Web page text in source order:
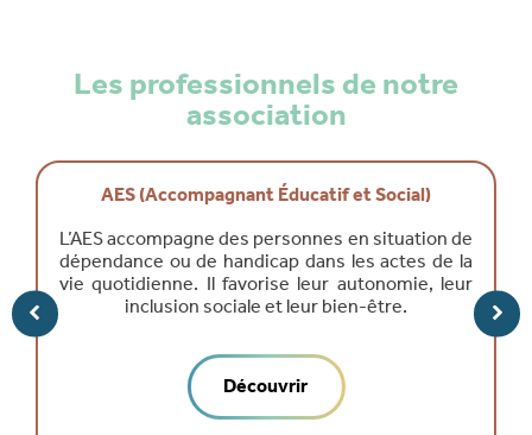
Les professionnels de notre
association
AES (Accompagnant Éducatif et Social)
L’AES accompagne des personnes en situation de
dépendance ou de handicap dans les actes de la
vie quotidienne. Il favorise leur autonomie, leur
inclusion sociale et leur bien-être.
Découvrir